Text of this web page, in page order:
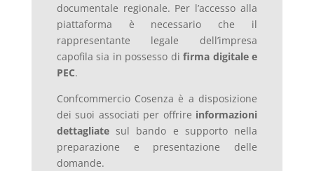
documentale regionale. Per l’accesso alla
piattaforma è necessario che il
rappresentante legale dell’impresa
capofila sia in possesso difirma digitale e
PEC.
Confcommercio Cosenza è a disposizione
dei suoi associati per offrire informazioni
dettagliate sul bando e supporto nella
preparazione e presentazione delle
domande.